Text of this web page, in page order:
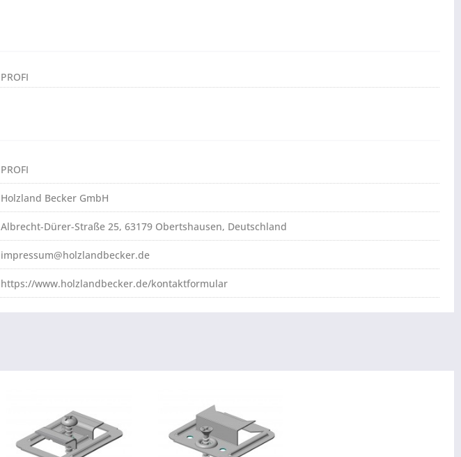
PROFI
PROFI
Holzland Becker GmbH
Albrecht-Dürer-Straße 25, 63179 Obertshausen, Deutschland
impressum@holzlandbecker.de
https://www.holzlandbecker.de/kontaktformular